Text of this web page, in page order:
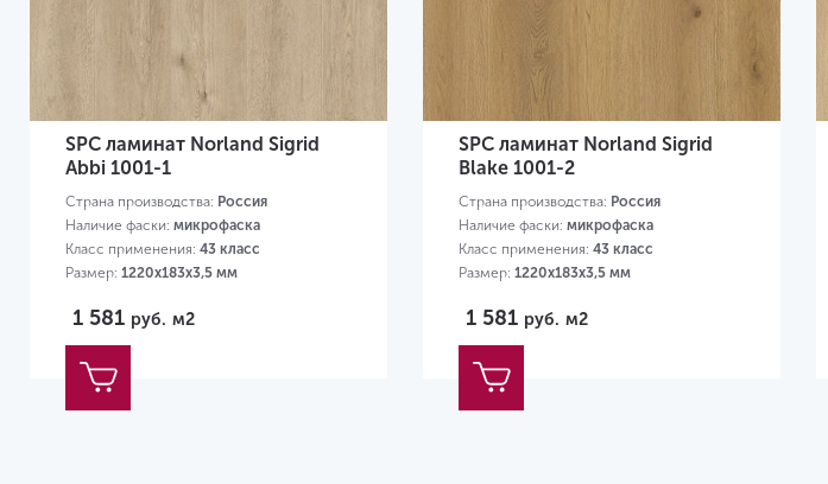
SPC ламинат Norland Sigrid
Abbi 1001-1
Страна производства: Россия
Наличие фаски: микрофаска
Класс применения: 43 класс
Размер: 1220х183х3,5 мм
1 581 руб. м2
SPC ламинат Norland Sigrid
Blake 1001-2
Страна производства: Россия
Наличие фаски: микрофаска
Класс применения: 43 класс
Размер: 1220х183х3,5 мм
1 581 руб. м2